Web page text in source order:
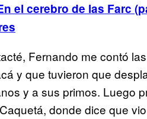
el cerebro de las Farc
Fernando me contó
y que tuvieron que
y a sus primos. Luego
donde dice que